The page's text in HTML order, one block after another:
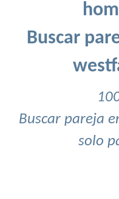
Buscar
Buscar pareja
solo